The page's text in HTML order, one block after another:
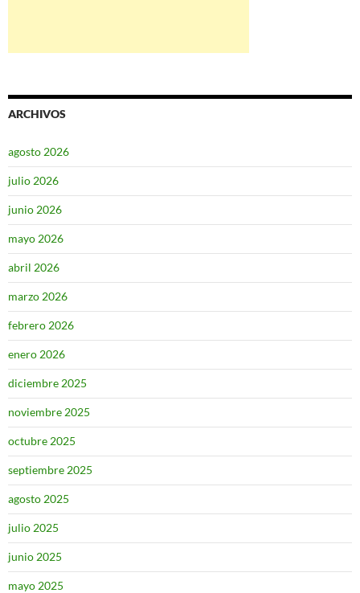
ARCHIVOS
agosto 2026
julio 2026
junio 2026
mayo 2026
abril 2026
marzo 2026
febrero 2026
enero 2026
diciembre 2025
noviembre 2025
octubre 2025
septiembre 2025
agosto 2025
julio 2025
junio 2025
mayo 2025